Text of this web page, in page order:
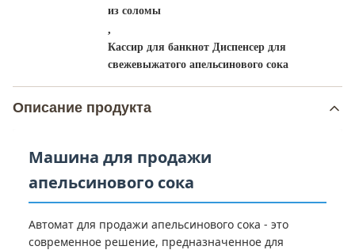
из соломы
,
Кассир для банкнот Диспенсер для
свежевыжатого апельсинового сока
Описание продукта
Машина для продажи
апельсинового сока
Автомат для продажи апельсинового сока - это
современное решение, предназначенное для